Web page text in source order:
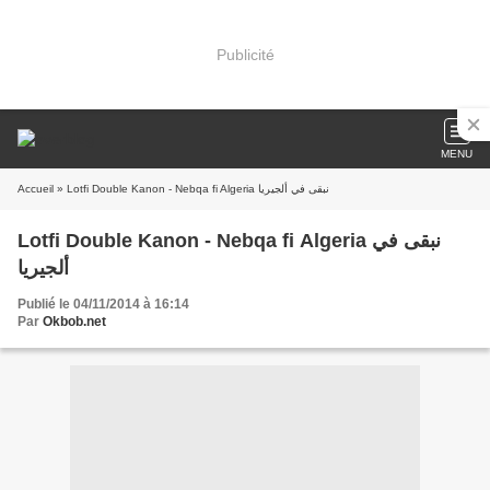
Publicité
MENU
Accueil » Lotfi Double Kanon - Nebqa fi Algeria نبقى في ألجيريا
Lotfi Double Kanon - Nebqa fi Algeria نبقى في
ألجيريا
Publié le 04/11/2014 à 16:14
Par Okbob.net